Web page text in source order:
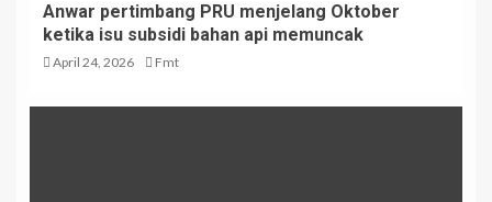
Anwar pertimbang PRU menjelang Oktober
ketika isu subsidi bahan api memuncak
April 24, 2026 Fmt